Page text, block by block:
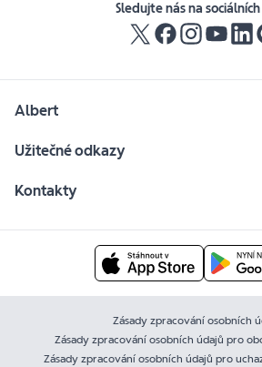
Sledujte nás na
Albert
Užitečné odkazy
Kontakty
Zásady zpracování osobních
Zásady zpracování osobních údajů pro
Zásady zpracování osobních údajů pro